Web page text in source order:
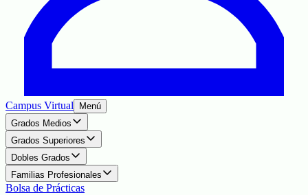
Campus Virtual
Menú
Grados Medios
Grados Superiores
Dobles Grados
Familias Profesionales
Bolsa de Prácticas